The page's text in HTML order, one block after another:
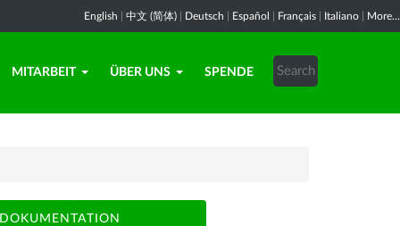
English 中文 (简体) Deutsch Español Français Italiano More...
MITARBEIT ÜBER UNS SPENDE
DOKUMENTATION